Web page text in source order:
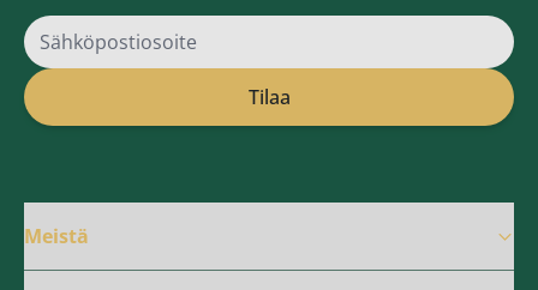
Sähköpostiosoite
Tilaa
Meistä